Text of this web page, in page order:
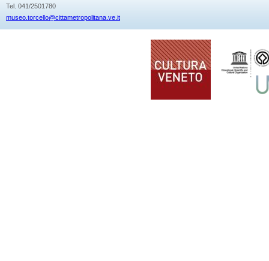
Tel. 041/2501780
museo.torcello@cittametropolitana.ve.it